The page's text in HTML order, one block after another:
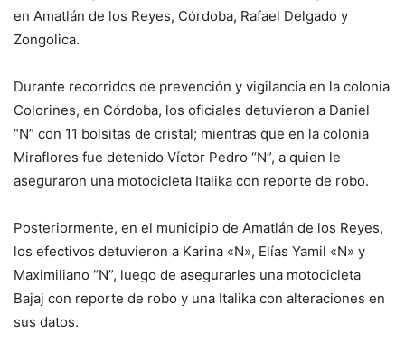
en Amatlán de los Reyes, Córdoba, Rafael Delgado y
Zongolica.
Durante recorridos de prevención y vigilancia en la colonia
Colorines, en Córdoba, los oficiales detuvieron a Daniel
“N” con 11 bolsitas de cristal; mientras que en la colonia
Miraflores fue detenido Víctor Pedro “N”, a quien le
aseguraron una motocicleta Italika con reporte de robo.
Posteriormente, en el municipio de Amatlán de los Reyes,
los efectivos detuvieron a Karina «N», Elías Yamil «N» y
Maximiliano “N”, luego de asegurarles una motocicleta
Bajaj con reporte de robo y una Italika con alteraciones en
sus datos.